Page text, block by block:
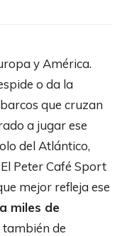
y América.
o da la
que cruzan
a jugar ese
del Atlántico,
El Peter Café Sport
mejor refleja ese
miles de
también de